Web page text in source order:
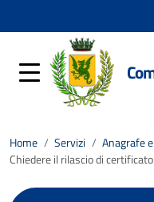
Home / Servizi / Anagrafe
Chiedere il rilascio di